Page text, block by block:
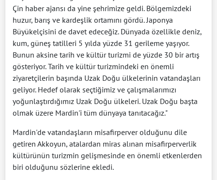
Çin haber ajansı da yine şehrimize geldi. Bölgemizdeki
huzur, barış ve kardeşlik ortamını gördü. Japonya
Büyükelçisini de davet edeceğiz. Dünyada özellikle deniz,
kum, güneş tatilleri 5 yılda yüzde 31 gerileme yaşıyor.
Bunun aksine tarih ve kültür turizmi de yüzde 30 bir artış
gösteriyor. Tarih ve kültür turizmindeki en önemli
ziyaretçilerin başında Uzak Doğu ülkelerinin vatandaşları
geliyor. Hedef olarak seçtiğimiz ve çalışmalarımızı
yoğunlaştırdığımız Uzak Doğu ülkeleri. Uzak Doğu başta
olmak üzere Mardin'i tüm dünyaya tanıtacağız."
Mardin'de vatandaşların misafirperver olduğunu dile
getiren Akkoyun, atalardan miras alınan misafirperverlik
kültürünün turizmin gelişmesinde en önemli etkenlerden
biri olduğunu sözlerine ekledi.